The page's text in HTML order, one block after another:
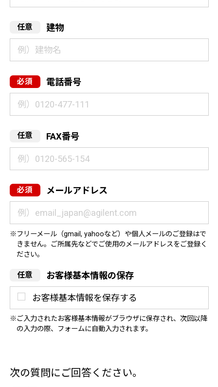
建物
電話番号
FAX番号
メールアドレス
フリーメール（gmail, yahooなど）や個人メールのご登録はで
きません。ご所属先などでご使用のメールアドレスをご登録く
ださい。
お客様基本情報の保存
お客様基本情報を保存する
ご入力されたお客様基本情報がブラウザに保存され、次回以降
の入力の際、フォームに自動入力されます。
次の質問にご回答ください。